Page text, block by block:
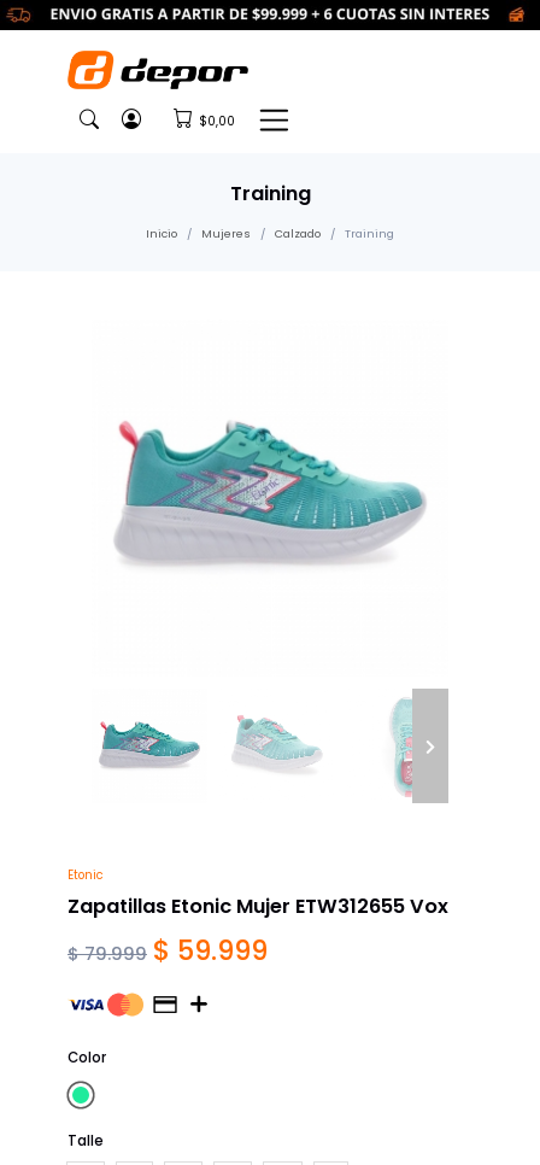
$0,00
Training
Inicio Mujeres Calzado Training
Etonic
Zapatillas Etonic Mujer ETW312655 Vox
$ 79.999 $ 59.999
Color
Verde
Talle